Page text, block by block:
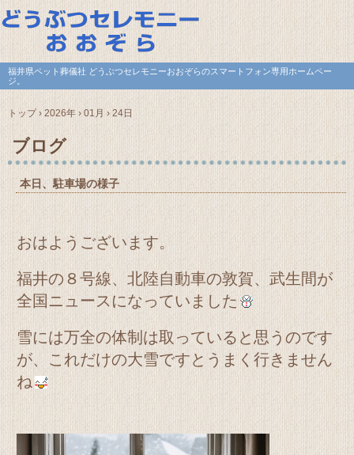
福井県ペット葬儀社 どうぶつセレモニーおおぞらのスマートフォン専用ホームペー
ジ。
トップ› 2026年 › 01月 › 24日
ブログ
本日、駐車場の様子
おはようございます。
福井の８号線、北陸自動車の敦賀、武生間が
全国ニュースになっていました
雪には万全の体制は取っていると思うのです
が、これだけの大雪ですとうまく行きません
ね